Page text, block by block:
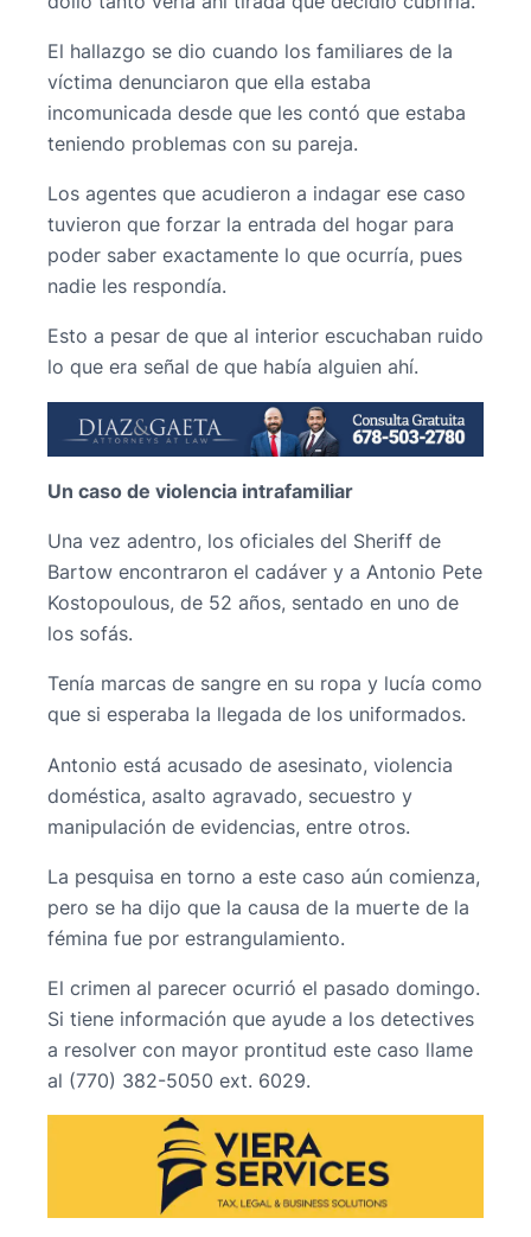
El hallazgo se dio cuando los familiares de la
víctima denunciaron que ella estaba
incomunicada desde que les contó que estaba
teniendo problemas con su pareja.
Los agentes que acudieron a indagar ese caso
tuvieron que forzar la entrada del hogar para
poder saber exactamente lo que ocurría, pues
nadie les respondía.
Esto a pesar de que al interior escuchaban ruido
lo que era señal de que había alguien ahí.
Un caso de violencia intrafamiliar
Una vez adentro, los oficiales del Sheriff de
Bartow encontraron el cadáver y a Antonio Pete
Kostopoulous, de 52 años, sentado en uno de
los sofás.
Tenía marcas de sangre en su ropa y lucía como
que si esperaba la llegada de los uniformados.
Antonio está acusado de asesinato, violencia
doméstica, asalto agravado, secuestro y
manipulación de evidencias, entre otros.
La pesquisa en torno a este caso aún comienza,
pero se ha dijo que la causa de la muerte de la
fémina fue por estrangulamiento.
El crimen al parecer ocurrió el pasado domingo.
Si tiene información que ayude a los detectives
a resolver con mayor prontitud este caso llame
al (770) 382-5050 ext. 6029.